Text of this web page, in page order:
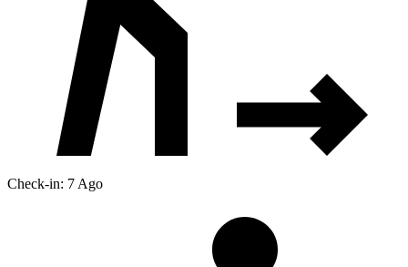
Check-in: 7 Ago